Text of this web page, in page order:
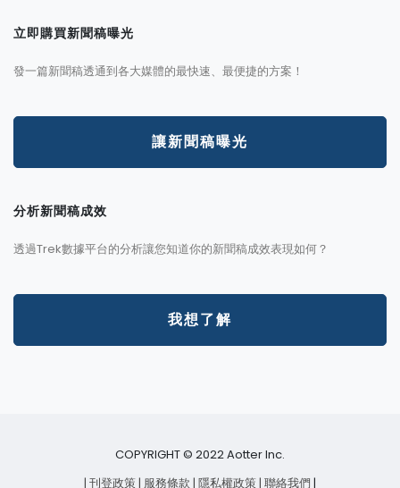
立即購買新聞稿曝光
發一篇新聞稿透通到各大媒體的最快速、最便捷的方案！
讓新聞稿曝光
分析新聞稿成效
透過Trek數據平台的分析讓您知道你的新聞稿成效表現如何？
我想了解
COPYRIGHT © 2022 Aotter Inc.
| 刊登政策 | 服務條款 | 隱私權政策 | 聯絡我們 |